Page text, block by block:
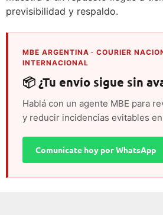
previsibilidad y respaldo.
MBE ARGENTINA · COURIER
INTERNACIONAL
📦 ¿Tu envío sigue sin
Hablá con un agente MBE para
y reducir incidencias evitables
Comunicate hoy por WhatsApp